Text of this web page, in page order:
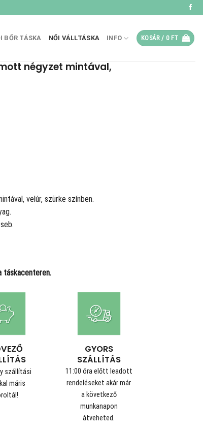
BŐR TÁSKA NŐI VÁLLTÁSKA INFO KOSÁR / 0 FT
négyzet mintával,
velúr, szürke színben.
táskacenteren.
szállítási
máris
GYORS
SZÁLLÍTÁS
11:00 óra előtt leadott
rendeléseket akár már
a következő
munkanapon
átveheted.